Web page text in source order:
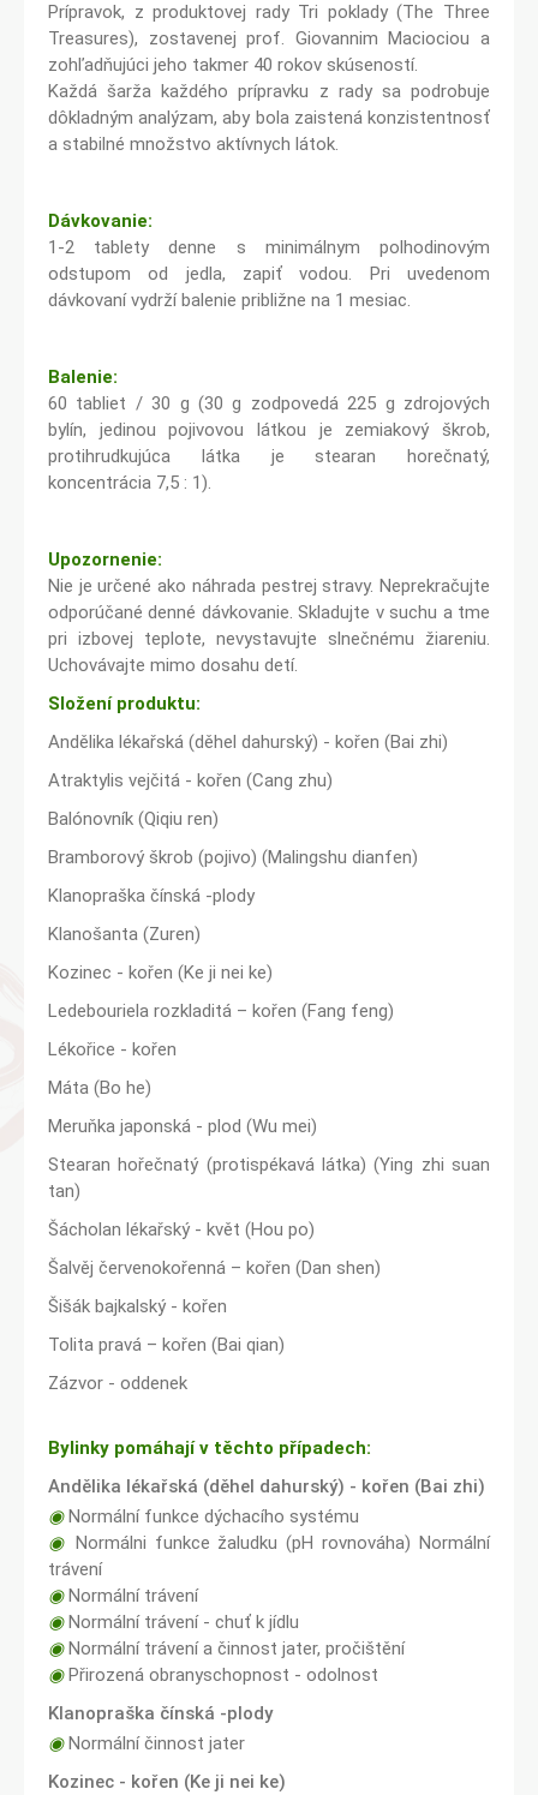
Prípravok, z produktovej rady Tri poklady (The Three
Treasures), zostavenej prof. Giovannim Maciociou a
zohľadňujúci jeho takmer 40 rokov skúseností.
Každá šarža každého prípravku z rady sa podrobuje
dôkladným analýzam, aby bola zaistená konzistentnosť
a stabilné množstvo aktívnych látok.
Dávkovanie:
1-2 tablety denne s minimálnym polhodinovým
odstupom od jedla, zapiť vodou. Pri uvedenom
dávkovaní vydrží balenie približne na 1 mesiac.
Balenie:
60 tabliet / 30 g (30 g zodpovedá 225 g zdrojových
bylín, jedinou pojivovou látkou je zemiakový škrob,
protihrudkujúca látka je stearan horečnatý,
koncentrácia 7,5 : 1).
Upozornenie:
Nie je určené ako náhrada pestrej stravy. Neprekračujte
odporúčané denné dávkovanie. Skladujte v suchu a tme
pri izbovej teplote, nevystavujte slnečnému žiareniu.
Uchovávajte mimo dosahu detí.
Složení produktu:
Andělika lékařská (děhel dahurský) - kořen (Bai zhi)
Atraktylis vejčitá - kořen (Cang zhu)
Balónovník (Qiqiu ren)
Bramborový škrob (pojivo) (Malingshu dianfen)
Klanopraška čínská -plody
Klanošanta (Zuren)
Kozinec - kořen (Ke ji nei ke)
Ledebouriela rozkladitá – kořen (Fang feng)
Lékořice - kořen
Máta (Bo he)
Meruňka japonská - plod (Wu mei)
Stearan hořečnatý (protispékavá látka) (Ying zhi suan
tan)
Šácholan lékařský - květ (Hou po)
Šalvěj červenokořenná – kořen (Dan shen)
Šišák bajkalský - kořen
Tolita pravá – kořen (Bai qian)
Zázvor - oddenek
Bylinky pomáhají v těchto případech:
Andělika lékařská (děhel dahurský) - kořen (Bai zhi)
◉Normální funkce dýchacího systému
◉ Normálni funkce žaludku (pH rovnováha) Normální
trávení
◉Normální trávení
◉Normální trávení - chuť k jídlu
◉Normální trávení a činnost jater, pročištění
◉Přirozená obranyschopnost - odolnost
Klanopraška čínská -plody
◉Normální činnost jater
Kozinec - kořen (Ke ji nei ke)